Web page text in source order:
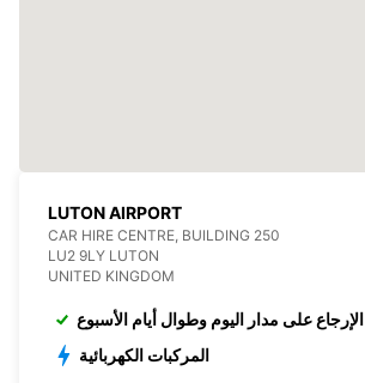
LUTON AIRPORT
CAR HIRE CENTRE, BUILDING 250
LU2 9LY LUTON
UNITED KINGDOM
الإرجاع على مدار اليوم وطوال أيام الأسبوع
المركبات الكهربائية